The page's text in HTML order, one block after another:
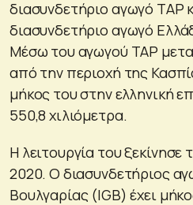
διασυνδετήριο αγωγό TAP
διασυνδετήριο αγωγό
Μέσω του αγωγού TAP
από την περιοχή της
μήκος του στην ελληνική
550,8 χιλιόμετρα.
Η λειτουργία του ξεκίνησε
2020. Ο διασυνδετήριος
Βουλγαρίας (IGB) έχει